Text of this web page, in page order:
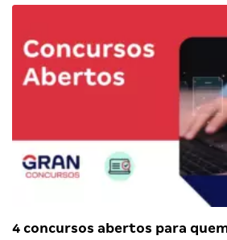
4 concursos abertos para